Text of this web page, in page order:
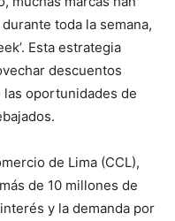
toda la semana,
Esta estrategia
descuentos
oportunidades de
de Lima (CCL),
de 10 millones de
y la demanda por